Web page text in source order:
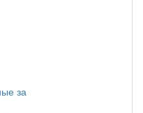
за